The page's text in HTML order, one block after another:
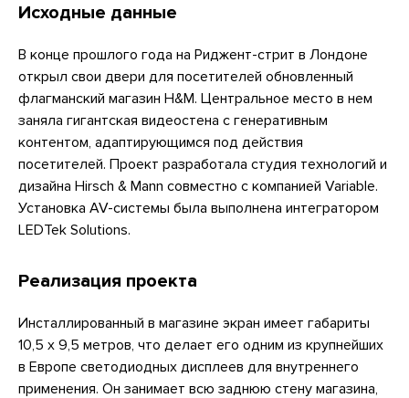
Исходные данные
В конце прошлого года на Риджент-стрит в Лондоне
открыл свои двери для посетителей обновленный
флагманский магазин H&M. Центральное место в нем
заняла гигантская видеостена с генеративным
контентом, адаптирующимся под действия
посетителей. Проект разработала студия технологий и
дизайна Hirsch & Mann совместно с компанией Variable.
Установка AV-системы была выполнена интегратором
LEDTek Solutions.
Реализация проекта
Инсталлированный в магазине экран имеет габариты
10,5 x 9,5 метров, что делает его одним из крупнейших
в Европе светодиодных дисплеев для внутреннего
применения. Он занимает всю заднюю стену магазина,